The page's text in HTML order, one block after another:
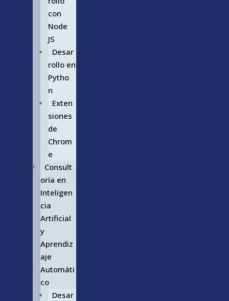
con
Node
JS
Desar
rollo en
Pytho
n
Exten
siones
de
Chrom
e
Consult
oría en
Inteligen
cia
Artificial
y
Aprendiz
aje
Automáti
co
Desar